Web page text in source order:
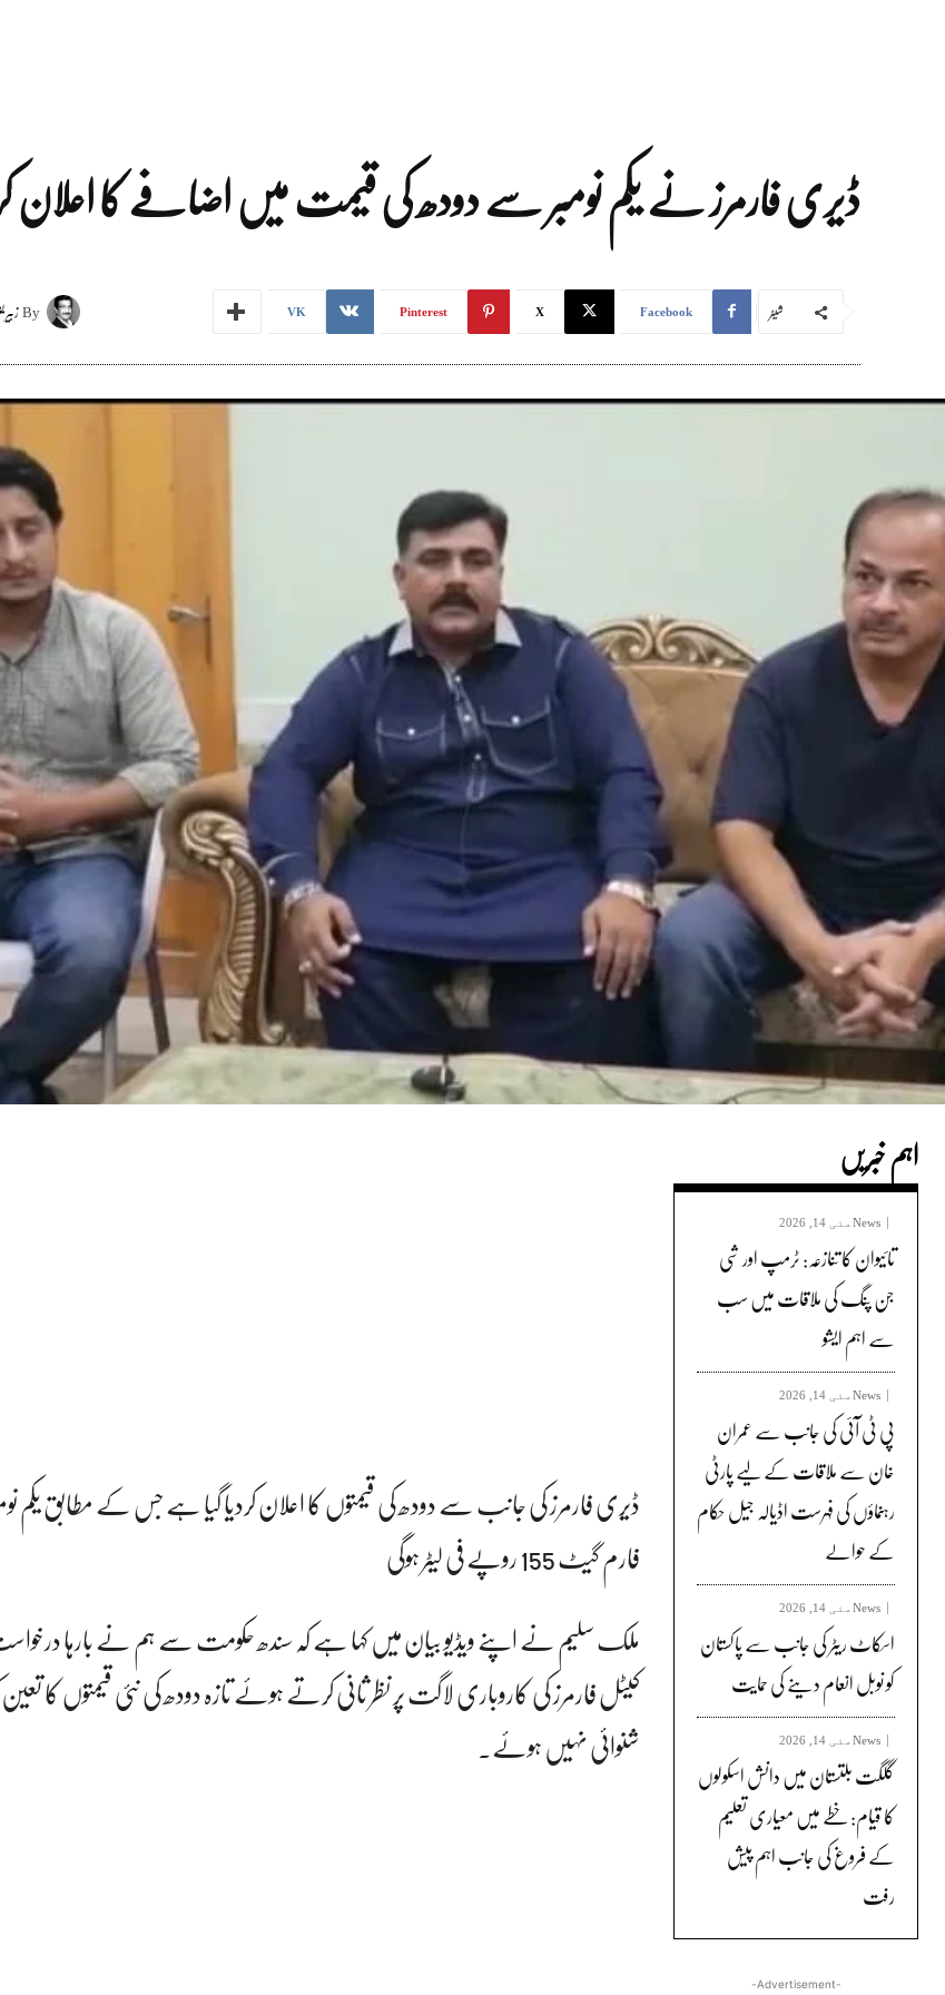
ڈیری فارمرز نے یکم نومبر سے دودھ کی قیمت میں اضافے کا اعلان
By شیئر Facebook
X
Pinterest
VK
ڈیری فارمرز کی جانب سے دودھ کی قیمتوں کا اعلان کردیا گیا ہے جس کے مطابق یکم
فارم گیٹ 155 روپے فی لیٹر ہوگی
ملک سلیم نے اپنے ویڈیو بیان میں کہا ہے کہ سندھ حکومت سے ہم نے بارہا
کیٹل فارمرز کی کاروباری لاگت پر نظر ثانی کرتے ہوئے تازہ دودھ کی نئی قیمتوں کا
شنوائی نہیں ہوئے۔
اہم خبریں
News مئی 14, 2026
تائیوان کا تنازعہ: ٹرمپ اور شی
جن پنگ کی ملاقات میں سب
سے اہم ایشو
News مئی 14, 2026
پی ٹی آئی کی جانب سے عمران
خان سے ملاقات کے لیے پارٹی
رہنماؤں کی فہرست اڈیالہ جیل حکام
کے حوالے
News مئی 14, 2026
اسکاٹ ریٹر کی جانب سے پاکستان
کو نوبل انعام دینے کی حمایت
News مئی 14, 2026
گلگت بلتستان میں دانش اسکولوں
کا قیام: خطے میں معیاری تعلیم
کے فروغ کی جانب اہم پیش
رفت
-Advertisement-